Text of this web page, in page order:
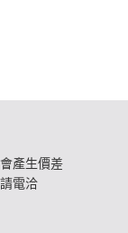
產生價差
電洽